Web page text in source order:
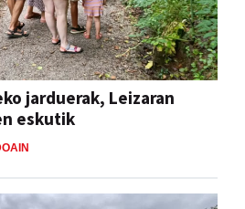
jarduerak, Leizaran
eskutik